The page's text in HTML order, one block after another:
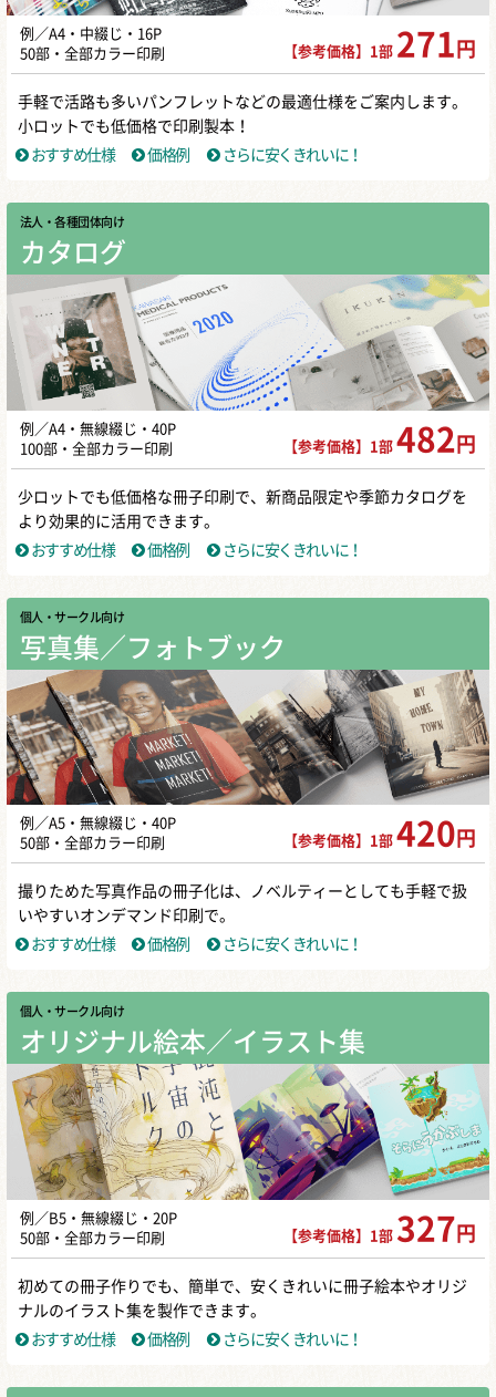
例／A4・中綴じ・16P
50部・全部カラー印刷
【参考価格】1部 271 円
手軽で活路も多いパンフレットなどの最適仕様をご案内します。
小ロットでも低価格で印刷製本！
おすすめ仕様
価格例 さらに安くきれいに！
法人・各種団体向け
カタログ
例／A4・無線綴じ・40P
100部・全部カラー印刷
【参考価格】1部 482 円
少ロットでも低価格な冊子印刷で、新商品限定や季節カタログを
より効果的に活用できます。
おすすめ仕様
価格例 さらに安くきれいに！
個人・サークル向け
写真集／フォトブック
例／A5・無線綴じ・40P
50部・全部カラー印刷
【参考価格】1部 420 円
撮りためた写真作品の冊子化は、ノベルティーとしても手軽で扱
いやすいオンデマンド印刷で。
おすすめ仕様
価格例 さらに安くきれいに！
個人・サークル向け
オリジナル絵本／イラスト集
例／B5・無線綴じ・20P
50部・全部カラー印刷
【参考価格】1部 327 円
初めての冊子作りでも、簡単で、安くきれいに冊子絵本やオリジ
ナルのイラスト集を製作できます。
おすすめ仕様
価格例 さらに安くきれいに！